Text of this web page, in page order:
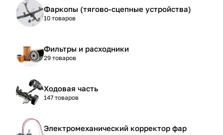
Фаркопы (тягово-сцепные устройства)
10 товаров
Фильтры и расходники
29 товаров
Ходовая часть
147 товаров
Электромеханический корректор фар